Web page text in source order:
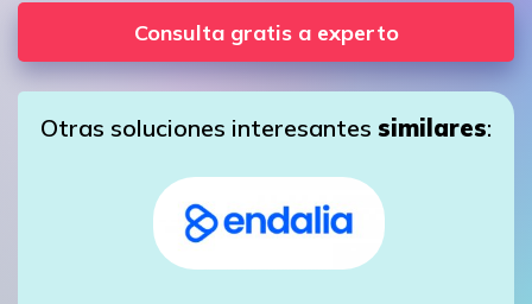
Consulta gratis a experto
Otras soluciones interesantes similares: